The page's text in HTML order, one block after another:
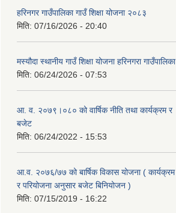
हरिनगर गाउँपालिका गाउँ शिक्षा योजना २०८३
मिति: 07/16/2026 - 20:40
मस्यौदा स्थानीय गाउँ शिक्षा योजना हरिनगरा गाउँपालिका
मिति: 06/24/2026 - 07:53
आ. व. २०७९।०८० को वार्षिक नीति तथा कार्यक्रम र
बजेट
मिति: 06/24/2022 - 15:53
आ.व. २०७६/७७ को बार्षिक विकास योजना ( कार्यक्रम
र परियोजना अनुसार बजेट बिनियोजन )
मिति: 07/15/2019 - 16:22